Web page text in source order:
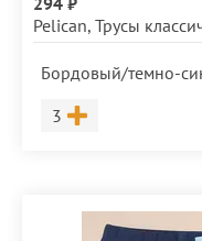
Pelican, Трусы
Бордовый/темно-
Размер
3